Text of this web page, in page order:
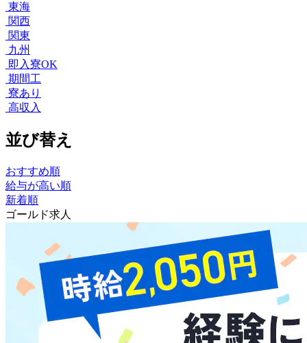
東海
関西
関東
九州
即入寮OK
期間工
寮あり
高収入
並び替え
おすすめ順
給与が高い順
新着順
ゴールド求人